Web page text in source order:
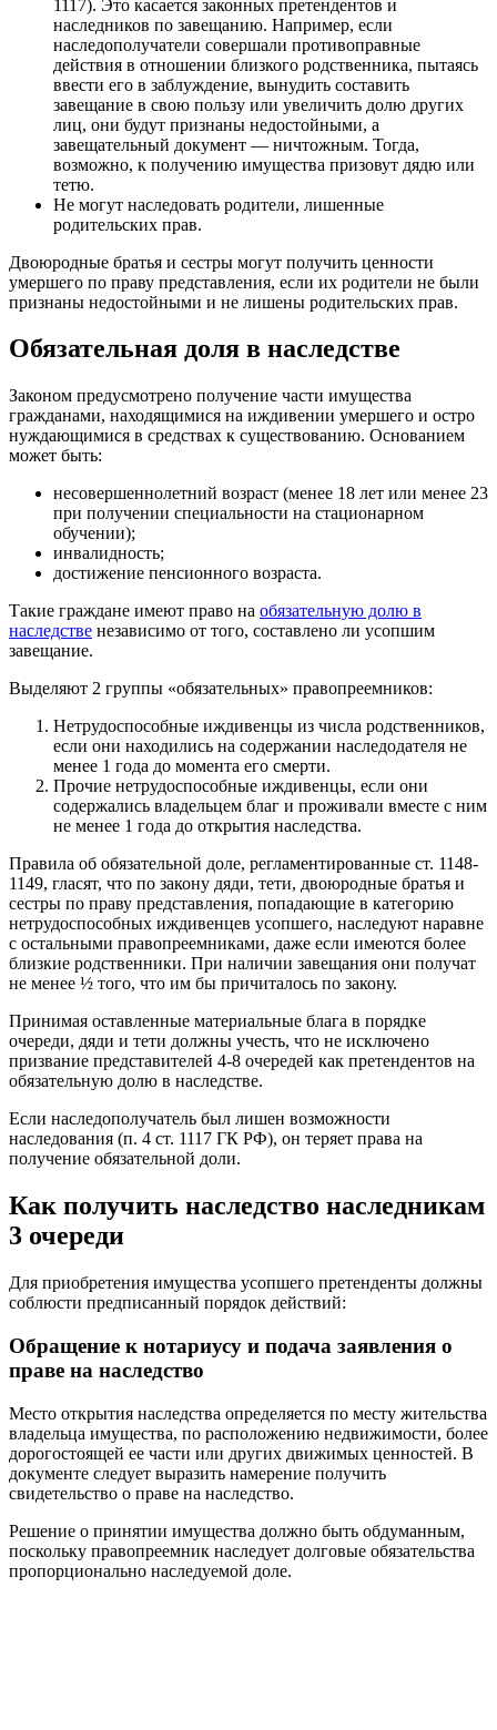
1117). Это касается законных претендентов и
наследников по завещанию. Например, если
наследополучатели совершали противоправные
действия в отношении близкого родственника, пытаясь
ввести его в заблуждение, вынудить составить
завещание в свою пользу или увеличить долю других
лиц, они будут признаны недостойными, а
завещательный документ — ничтожным. Тогда,
возможно, к получению имущества призовут дядю или
тетю.
Не могут наследовать родители, лишенные
родительских прав.
Двоюродные братья и сестры могут получить ценности
умершего по праву представления, если их родители не были
признаны недостойными и не лишены родительских прав.
Обязательная доля в наследстве
Законом предусмотрено получение части имущества
гражданами, находящимися на иждивении умершего и остро
нуждающимися в средствах к существованию. Основанием
может быть:
несовершеннолетний возраст (менее 18 лет или менее 23
при получении специальности на стационарном
обучении);
инвалидность;
достижение пенсионного возраста.
Такие граждане имеют право на обязательную долю в
наследстве независимо от того, составлено ли усопшим
завещание.
Выделяют 2 группы «обязательных» правопреемников:
Нетрудоспособные иждивенцы из числа родственников,
если они находились на содержании наследодателя не
менее 1 года до момента его смерти.
Прочие нетрудоспособные иждивенцы, если они
содержались владельцем благ и проживали вместе с ним
не менее 1 года до открытия наследства.
Правила об обязательной доле, регламентированные ст. 1148-
1149, гласят, что по закону дяди, тети, двоюродные братья и
сестры по праву представления, попадающие в категорию
нетрудоспособных иждивенцев усопшего, наследуют наравне
с остальными правопреемниками, даже если имеются более
близкие родственники. При наличии завещания они получат
не менее ½ того, что им бы причиталось по закону.
Принимая оставленные материальные блага в порядке
очереди, дяди и тети должны учесть, что не исключено
призвание представителей 4-8 очередей как претендентов на
обязательную долю в наследстве.
Если наследополучатель был лишен возможности
наследования (п. 4 ст. 1117 ГК РФ), он теряет права на
получение обязательной доли.
Как получить наследство наследникам
3 очереди
Для приобретения имущества усопшего претенденты должны
соблюсти предписанный порядок действий:
Обращение к нотариусу и подача заявления о
праве на наследство
Место открытия наследства определяется по месту жительства
владельца имущества, по расположению недвижимости, более
дорогостоящей ее части или других движимых ценностей. В
документе следует выразить намерение получить
свидетельство о праве на наследство.
Решение о принятии имущества должно быть обдуманным,
поскольку правопреемник наследует долговые обязательства
пропорционально наследуемой доле.